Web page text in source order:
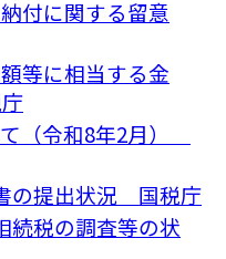
付に関する留意
等に相当する金
（令和8年2月）
の提出状況 国税庁
続税の調査等の状